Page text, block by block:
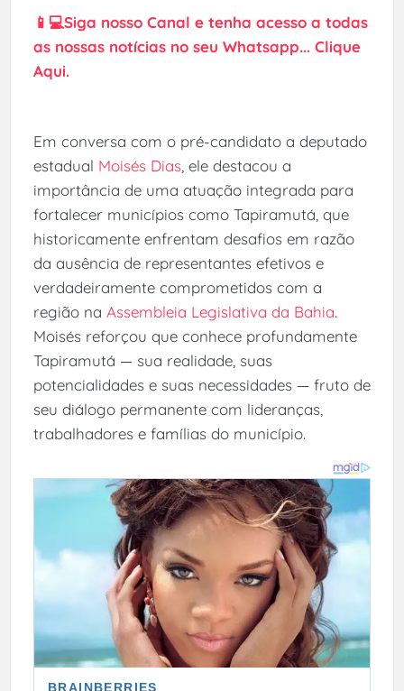
📱💻Siga nosso Canal e tenha acesso a todas
as nossas notícias no seu Whatsapp... Clique
Aqui.
Em conversa com o pré-candidato a deputado
estadual Moisés Dias, ele destacou a
importância de uma atuação integrada para
fortalecer municípios como Tapiramutá, que
historicamente enfrentam desafios em razão
da ausência de representantes efetivos e
verdadeiramente comprometidos com a
região na Assembleia Legislativa da Bahia.
Moisés reforçou que conhece profundamente
Tapiramutá — sua realidade, suas
potencialidades e suas necessidades — fruto de
seu diálogo permanente com lideranças,
trabalhadores e famílias do município.